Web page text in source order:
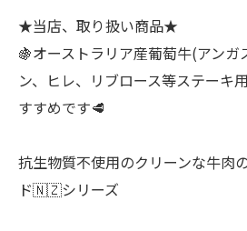
★当店、取り扱い商品★
🍇オーストラリア産葡萄牛(アン
ン、ヒレ、リブロース等ステーキ
すすめです🥩
抗生物質不使用のクリーンな牛
ド🇳🇿シリーズ